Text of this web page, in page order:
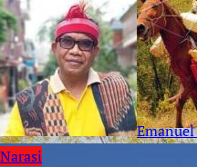
Narasi